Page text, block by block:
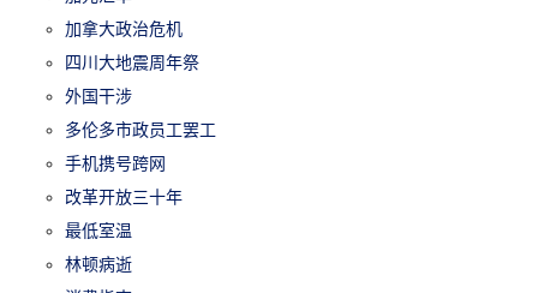
加拿大政治危机
四川大地震周年祭
外国干涉
多伦多市政员工罢工
手机携号跨网
改革开放三十年
最低室温
林顿病逝